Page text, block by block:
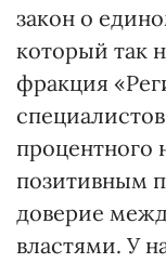
закон о
который так
фракция
процентного
позитивным
доверие
властями. У